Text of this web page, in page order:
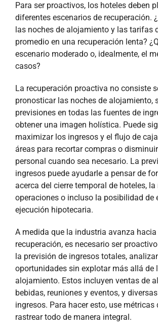
Para ser proactivos, los hoteles deben
diferentes escenarios de recuperación.
las noches de alojamiento y las tarifas
promedio en una recuperación lenta?
escenario moderado o, idealmente, el
casos?
La recuperación proactiva no consiste
pronosticar las noches de alojamiento,
previsiones en todas las fuentes de
obtener una imagen holística. Puede
maximizar los ingresos y el flujo de
áreas para recortar compras o
personal cuando sea necesario. La
ingresos puede ayudarle a pensar de
acerca del cierre temporal de hoteles,
operaciones o incluso la posibilidad de
ejecución hipotecaria.
A medida que la industria avanza hacia
recuperación, es necesario ser
la previsión de ingresos totales,
oportunidades sin explotar más allá de
alojamiento. Estos incluyen ventas de
bebidas, reuniones y eventos, y
ingresos. Para hacer esto, use métricas
rastrear todo de manera integral.